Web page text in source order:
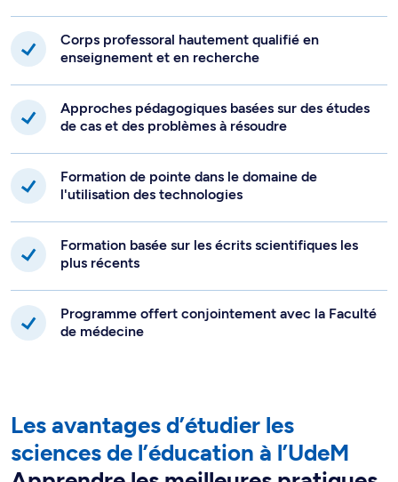
Corps professoral hautement qualifié en
enseignement et en recherche
Approches pédagogiques basées sur des études
de cas et des problèmes à résoudre
Formation de pointe dans le domaine de
l'utilisation des technologies
Formation basée sur les écrits scientifiques les
plus récents
Programme offert conjointement avec la Faculté
de médecine
Les avantages d’étudier les
sciences de l’éducation à l’UdeM